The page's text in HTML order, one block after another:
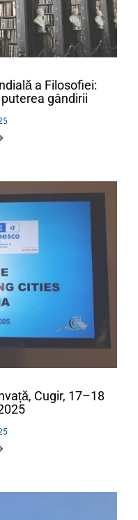
a Filosofiei:
gândirii
Cugir, 17–18